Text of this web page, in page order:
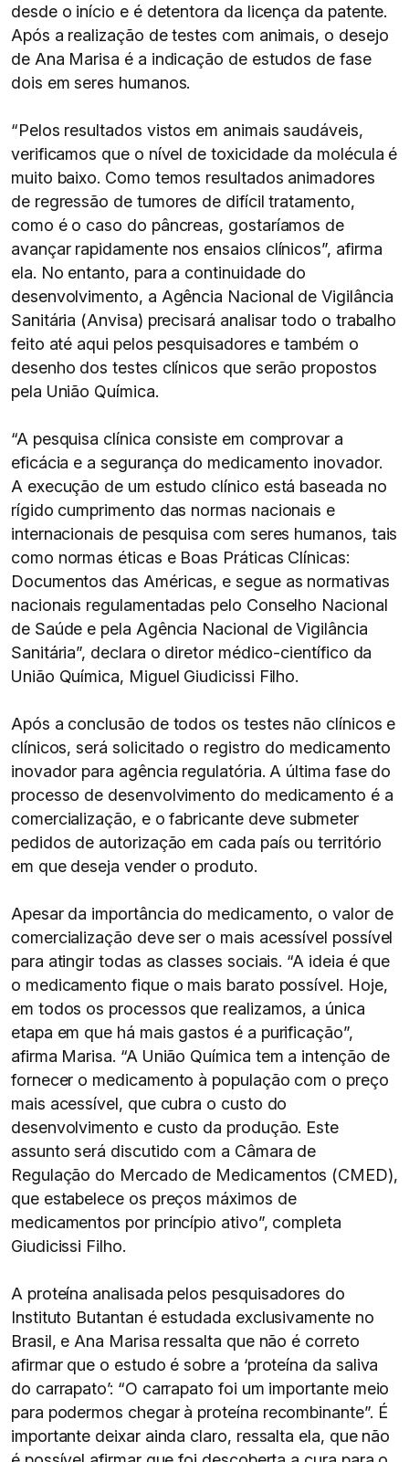
desde o início e é detentora da licença da patente.
Após a realização de testes com animais, o desejo
de Ana Marisa é a indicação de estudos de fase
dois em seres humanos.
“Pelos resultados vistos em animais saudáveis,
verificamos que o nível de toxicidade da molécula é
muito baixo. Como temos resultados animadores
de regressão de tumores de difícil tratamento,
como é o caso do pâncreas, gostaríamos de
avançar rapidamente nos ensaios clínicos”, afirma
ela. No entanto, para a continuidade do
desenvolvimento, a Agência Nacional de Vigilância
Sanitária (Anvisa) precisará analisar todo o trabalho
feito até aqui pelos pesquisadores e também o
desenho dos testes clínicos que serão propostos
pela União Química.
“A pesquisa clínica consiste em comprovar a
eficácia e a segurança do medicamento inovador.
A execução de um estudo clínico está baseada no
rígido cumprimento das normas nacionais e
internacionais de pesquisa com seres humanos, tais
como normas éticas e Boas Práticas Clínicas:
Documentos das Américas, e segue as normativas
nacionais regulamentadas pelo Conselho Nacional
de Saúde e pela Agência Nacional de Vigilância
Sanitária”, declara o diretor médico-científico da
União Química, Miguel Giudicissi Filho.
Após a conclusão de todos os testes não clínicos e
clínicos, será solicitado o registro do medicamento
inovador para agência regulatória. A última fase do
processo de desenvolvimento do medicamento é a
comercialização, e o fabricante deve submeter
pedidos de autorização em cada país ou território
em que deseja vender o produto.
Apesar da importância do medicamento, o valor de
comercialização deve ser o mais acessível possível
para atingir todas as classes sociais. “A ideia é que
o medicamento fique o mais barato possível. Hoje,
em todos os processos que realizamos, a única
etapa em que há mais gastos é a purificação”,
afirma Marisa. “A União Química tem a intenção de
fornecer o medicamento à população com o preço
mais acessível, que cubra o custo do
desenvolvimento e custo da produção. Este
assunto será discutido com a Câmara de
Regulação do Mercado de Medicamentos (CMED),
que estabelece os preços máximos de
medicamentos por princípio ativo”, completa
Giudicissi Filho.
A proteína analisada pelos pesquisadores do
Instituto Butantan é estudada exclusivamente no
Brasil, e Ana Marisa ressalta que não é correto
afirmar que o estudo é sobre a ‘proteína da saliva
do carrapato’: “O carrapato foi um importante meio
para podermos chegar à proteína recombinante”. É
importante deixar ainda claro, ressalta ela, que não